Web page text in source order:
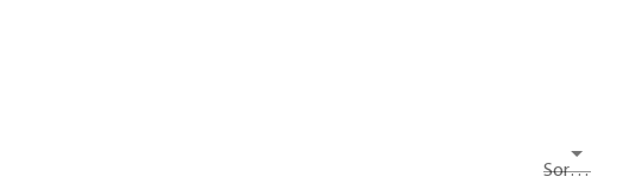
Sortieren nach